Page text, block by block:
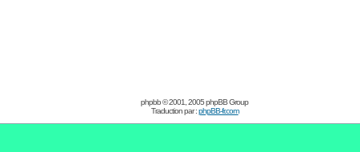
phpbb © 2001, 2005 phpBB Group
Traduction par :phpBB-fr.com